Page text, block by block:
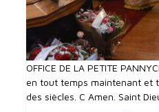
OFFICE DE LA PETITE
en tout temps maintenant et
des siècles. C Amen. Saint